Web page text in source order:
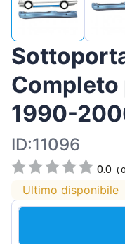
Completo
1990-
ID:11096
0.0 (0
Ultimo disponibile